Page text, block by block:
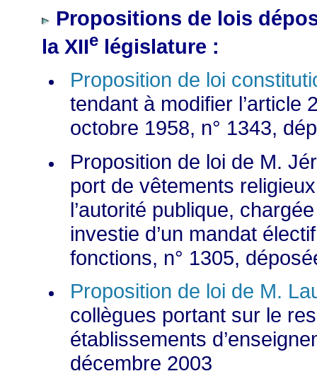
Propositions de lois
la XIIe législature :
Proposition de loi
tendant à modifier l’article
octobre 1958, n° 1343,
Proposition de loi de M.
port de vêtements
l’autorité publique,
investie d’un mandat
fonctions, n° 1305,
Proposition de loi de M.
collègues portant sur le
établissements
décembre 2003